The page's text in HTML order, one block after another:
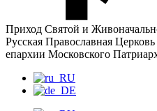
Приход Святой и
Русская Православная
епархии Московского